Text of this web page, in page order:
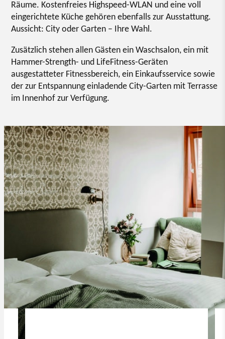
Räume. Kostenfreies Highspeed-WLAN und eine voll
eingerichtete Küche gehören ebenfalls zur Ausstattung.
Aussicht: City oder Garten – Ihre Wahl.
Zusätzlich stehen allen Gästen ein Waschsalon, ein mit
Hammer-Strength- und LifeFitness-Geräten
ausgestatteter Fitnessbereich, ein Einkaufsservice sowie
der zur Entspannung einladende City-Garten mit Terrasse
im Innenhof zur Verfügung.